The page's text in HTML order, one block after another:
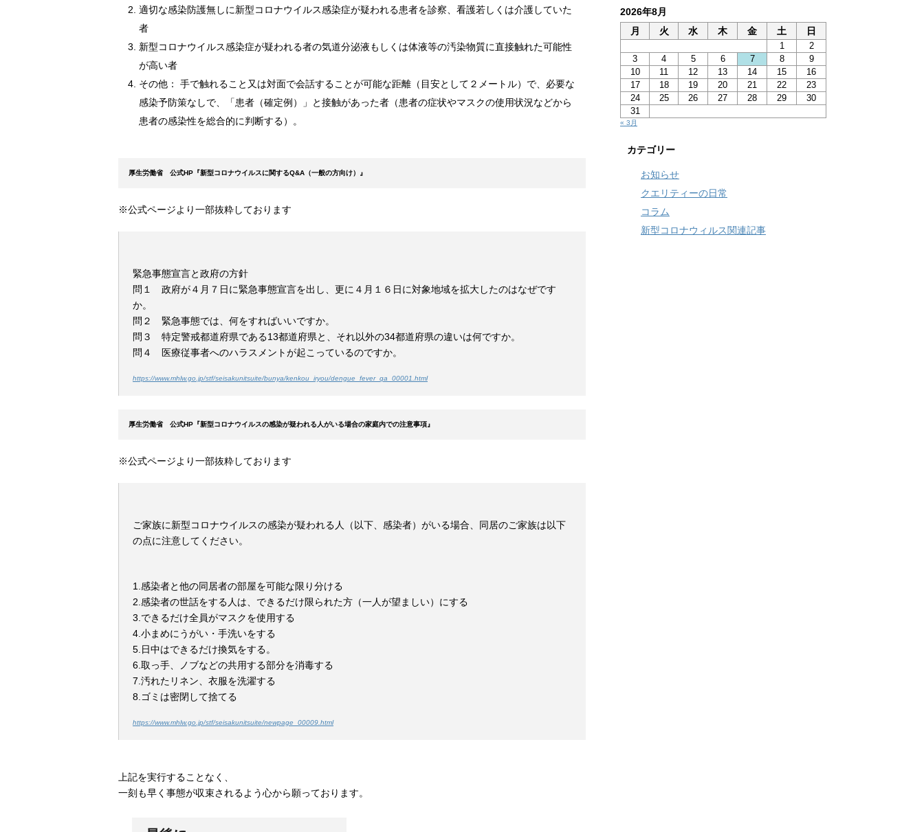
適切な感染防護無しに新型コロナウイルス感染症が疑われる患者を診察、看護若しくは介護していた
者
新型コロナウイルス感染症が疑われる者の気道分泌液もしくは体液等の汚染物質に直接触れた可能性
が高い者
その他： 手で触れること又は対面で会話することが可能な距離（目安として２メートル）で、必要な
感染予防策なしで、「患者（確定例）」と接触があった者（患者の症状やマスクの使用状況などから
患者の感染性を総合的に判断する）。
厚生労働省 公式HP『新型コロナウイルスに関するQ&A（一般の方向け）』
※公式ページより一部抜粋しております
緊急事態宣言と政府の方針
問１ 政府が４月７日に緊急事態宣言を出し、更に４月１６日に対象地域を拡大したのはなぜです
か。
問２ 緊急事態では、何をすればいいですか。
問３ 特定警戒都道府県である13都道府県と、それ以外の34都道府県の違いは何ですか。
問４ 医療従事者へのハラスメントが起こっているのですか。
https://www.mhlw.go.jp/stf/seisakunitsuite/bunya/kenkou_iryou/dengue_fever_qa_00001.html
厚生労働省 公式HP『新型コロナウイルスの感染が疑われる人がいる場合の家庭内での注意事項』
※公式ページより一部抜粋しております
ご家族に新型コロナウイルスの感染が疑われる人（以下、感染者）がいる場合、同居のご家族は以下
の点に注意してください。
1.感染者と他の同居者の部屋を可能な限り分ける
2.感染者の世話をする人は、できるだけ限られた方（一人が望ましい）にする
3.できるだけ全員がマスクを使用する
4.小まめにうがい・手洗いをする
5.日中はできるだけ換気をする。
6.取っ手、ノブなどの共用する部分を消毒する
7.汚れたリネン、衣服を洗濯する
8.ゴミは密閉して捨てる
https://www.mhlw.go.jp/stf/seisakunitsuite/newpage_00009.html
上記を実行することなく、
一刻も早く事態が収束されるよう心から願っております。
2026年8月
月
火 水 木 金 土 日
1
2
3
4 5 6 7 8
9
10
11 12 13 14 15
16
17
18 19 20 21 22
23
24
25 26 27 28 29
30
31
« 3月
カテゴリー
お知らせ
クエリティーの日常
コラム
新型コロナウィルス関連記事